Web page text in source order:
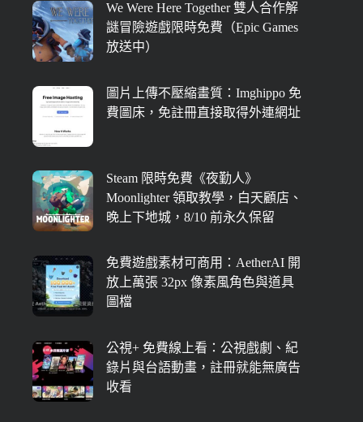
We Were Here Together 雙人合作解
謎冒險遊戲限時免費（Epic Games
放送中）
圖片上傳不壓縮畫質：Imghippo 免
費圖床，免註冊直接取得外連網址
Steam 限時免費《夜勤人》
Moonlighter 領取教學，白天顧店、
晚上下地城，8/10 前永久保留
免費遊戲素材可商用：AetherAI 開
放上萬張 32px 像素風角色與道具
圖檔
公視+ 免費線上看：公視戲劇、紀
錄片與台語動畫，註冊就能無廣告
收看